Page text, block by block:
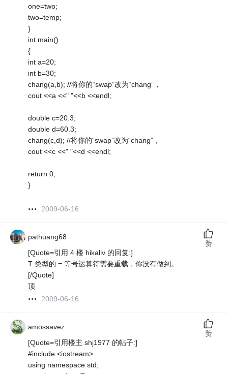
one=two;
two=temp;
}
int main()
{
int a=20;
int b=30;
chang(a,b); //将你的“swap”改为“chang”，
cout <<a <<" "<<b <<endl;
double c=20.3;
double d=60.3;
chang(c,d); //将你的“swap”改为“chang”，
cout <<c <<" "<<d <<endl;
return 0;
}
2009-06-16
pathuang68
[Quote=引用 4 楼 hikaliv 的回复:]
T 类型的 = 等号运算符需要重载，你没有做到。
[/Quote]
顶
2009-06-16
赞
amossavez
[Quote=引用楼主 shj1977 的帖子:]
#include <iostream>
using namespace std;
赞